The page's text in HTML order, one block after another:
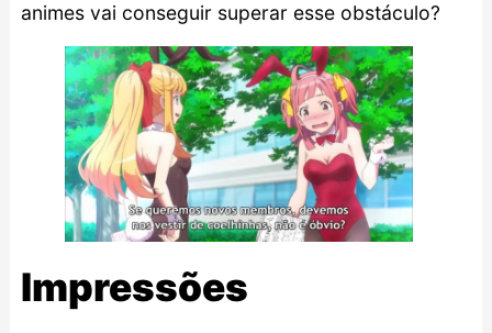
animes vai conseguir superar esse obstáculo?
Impressões